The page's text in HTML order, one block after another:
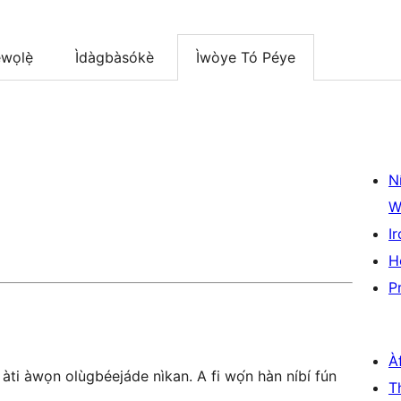
Ìdàgbàsókè Ìwòye Tó Péye
àwọn olùgbéejáde nìkan. A fi wọ́n hàn níbí fún